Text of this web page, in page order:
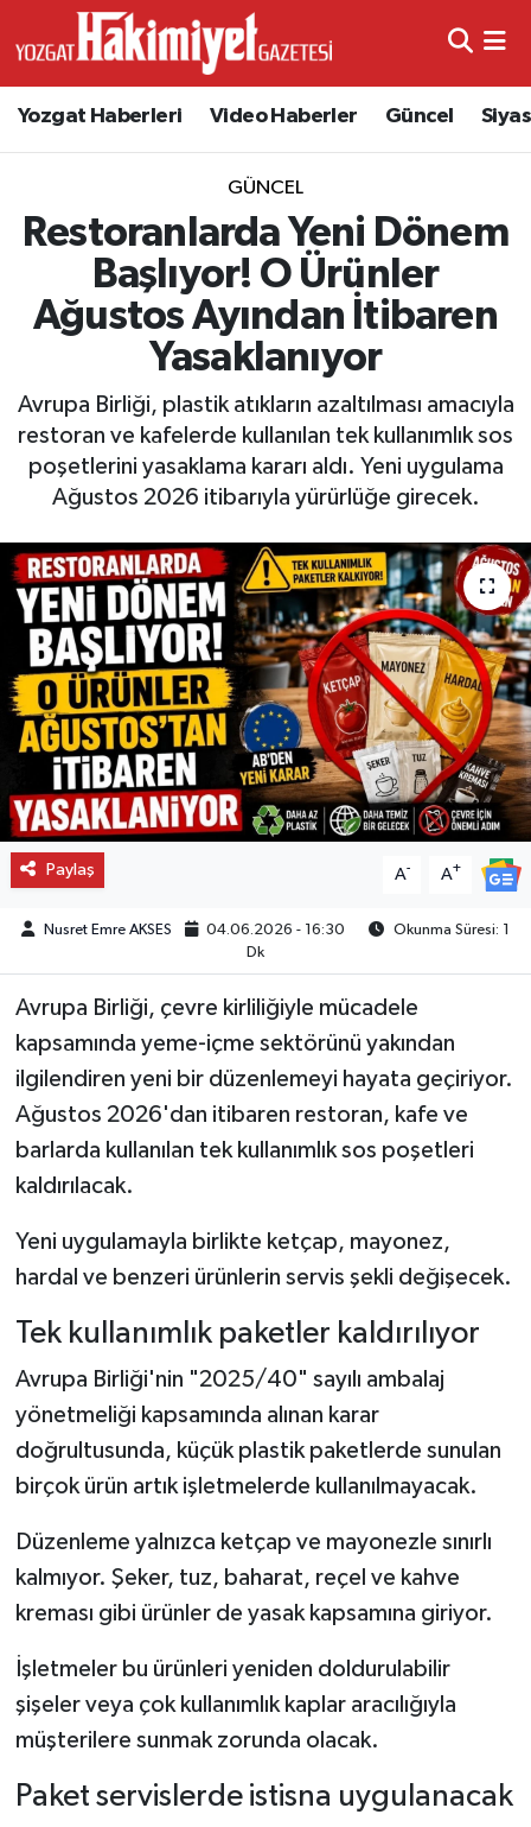
Yozgat Haberleri Video Haberler Güncel
GÜNCEL
Restoranlarda Yeni Dönem
Başlıyor! O Ürünler
Ağustos Ayından İtibaren
Yasaklanıyor
Avrupa Birliği, plastik atıkların azaltılması amacıyla
restoran ve kafelerde kullanılan tek kullanımlık sos
poşetlerini yasaklama kararı aldı. Yeni uygulama
Ağustos 2026 itibarıyla yürürlüğe girecek.
Paylaş A- A+
Nusret Emre AKSES 04.06.2026 - 16:30
Okunma Süresi: 1
Dk
Avrupa Birliği, çevre kirliliğiyle mücadele
kapsamında yeme-içme sektörünü yakından
ilgilendiren yeni bir düzenlemeyi hayata geçiriyor.
Ağustos 2026'dan itibaren restoran, kafe ve
barlarda kullanılan tek kullanımlık sos poşetleri
kaldırılacak.
Yeni uygulamayla birlikte ketçap, mayonez,
hardal ve benzeri ürünlerin servis şekli değişecek.
Tek kullanımlık paketler kaldırılıyor
Avrupa Birliği'nin "2025/40" sayılı ambalaj
yönetmeliği kapsamında alınan karar
doğrultusunda, küçük plastik paketlerde sunulan
birçok ürün artık işletmelerde kullanılmayacak.
Düzenleme yalnızca ketçap ve mayonezle sınırlı
kalmıyor. Şeker, tuz, baharat, reçel ve kahve
kreması gibi ürünler de yasak kapsamına giriyor.
İşletmeler bu ürünleri yeniden doldurulabilir
şişeler veya çok kullanımlık kaplar aracılığıyla
müşterilere sunmak zorunda olacak.
Paket servislerde istisna uygulanacak